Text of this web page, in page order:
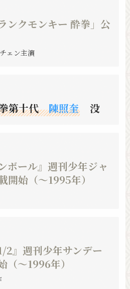
ンクモンキー 酔拳」公
ェン主演
拳第十代陳照奎 没
ボール』週刊少年ジャ
開始（〜1995年）
2』週刊少年サンデー
（〜1996年）